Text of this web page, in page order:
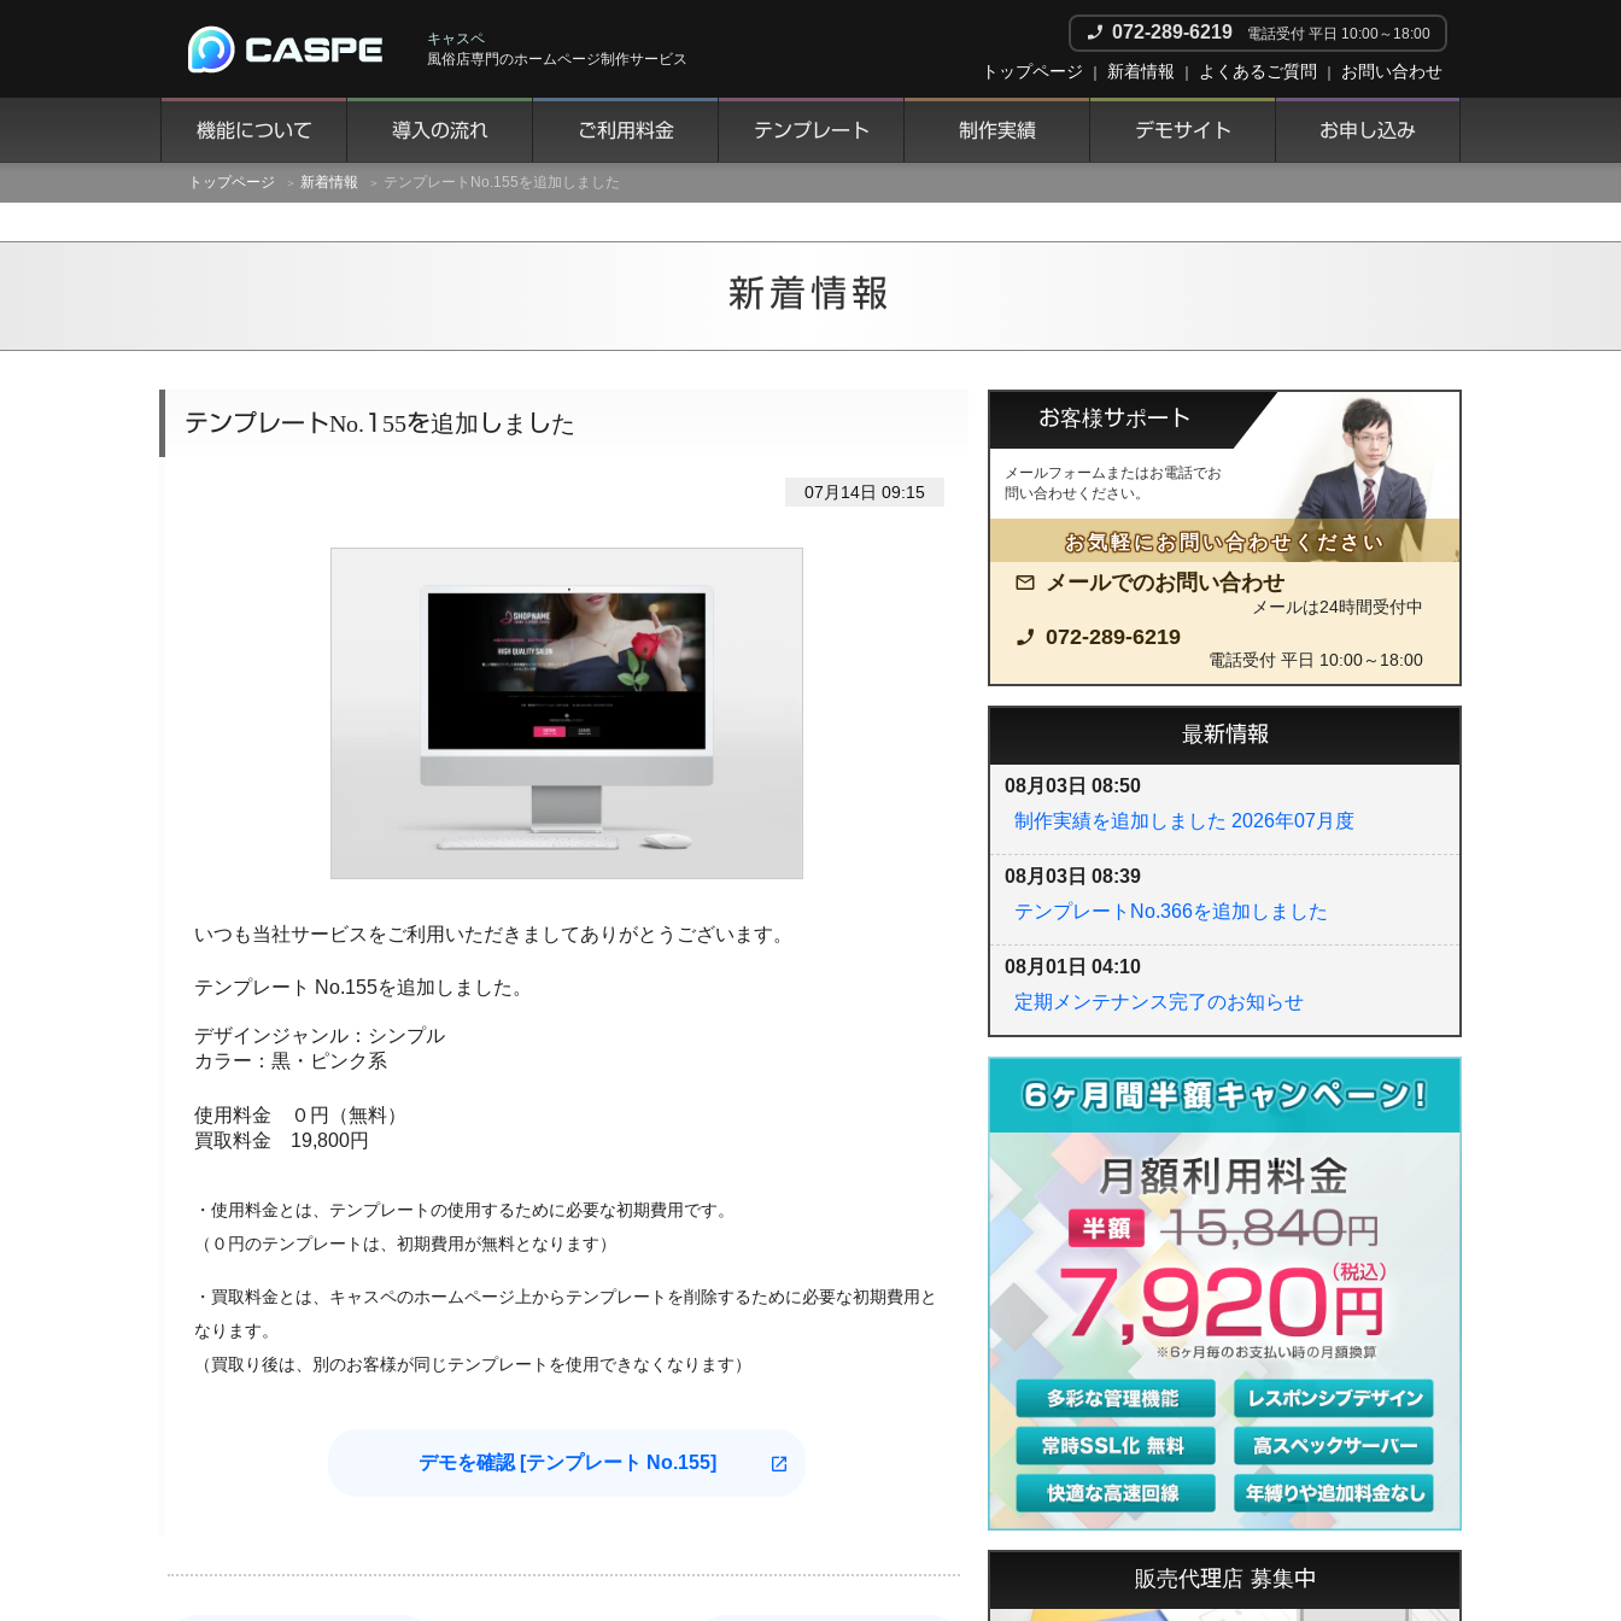
キャスペ
風俗店専門のホームページ制作サービス
072-289-6219 電話受付 平日 10:00～18:00
トップページ 新着情報 よくあるご質問 お問い合わせ
機能について 導入の流れ ご利用料金 テンプレート 制作実績 デモサイト お申し込み
トップページ 新着情報 テンプレートNo.155を追加しました
新着情報
テンプレートNo.155を追加しました
07月14日 09:15
いつも当社サービスをご利用いただきましてありがとうございます。
テンプレート No.155を追加しました。
デザインジャンル：シンプル
カラー：黒・ピンク系
使用料金 ０円（無料）
買取料金 19,800円
・使用料金とは、テンプレートの使用するために必要な初期費用です。
（０円のテンプレートは、初期費用が無料となります）
・買取料金とは、キャスペのホームページ上からテンプレートを削除するために必要な初期費用と
なります。
（買取り後は、別のお客様が同じテンプレートを使用できなくなります）
デモを確認 [テンプレート No.155]
お客様サポート
メールフォームまたはお電話でお
問い合わせください。
お気軽にお問い合わせください
メールでのお問い合わせ
メールは24時間受付中
072-289-6219
電話受付 平日 10:00～18:00
最新情報
08月03日 08:50
制作実績を追加しました 2026年07月度
08月03日 08:39
テンプレートNo.366を追加しました
08月01日 04:10
定期メンテナンス完了のお知らせ
販売代理店 募集中